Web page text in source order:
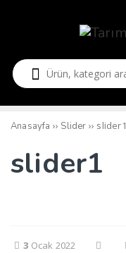
Anasayfa ›› Slider ›› slider1
slider1
3 Ocak 2022